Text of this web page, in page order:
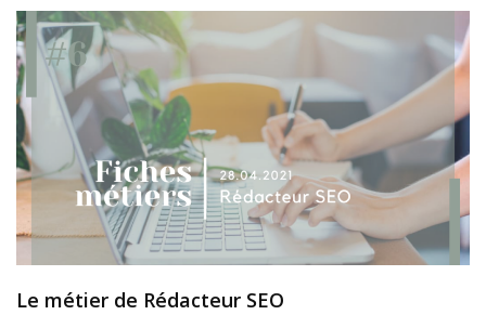
Le métier de Rédacteur SEO